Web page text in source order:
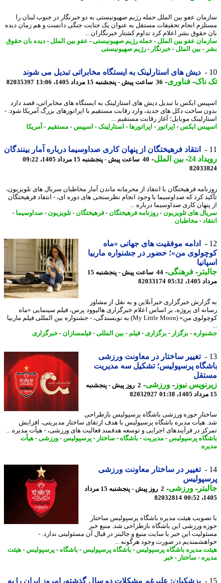
عفو بین الملل حمله رژیم صهیونیستی به دو خبرنگار در جنوب لبنان را
انجام تحقیقات مستقل به عنوان یک جنایت جنگی دانست و هم زمان دیده
حقوق بشر اعلام کرد تداوم کشتار خبرنگاران ...
عفو بین الملل-حمله رژیم صهیونیستی-عفو بین الملل-دیده بان حقوق
-بین الملل-خبرنگار -رژیم صهیونیستی
دیش های استارلینک به ایستگاه مخابراتی تبدیل می شوند
-فناوری- 36 ساعت پیش - پنجشنبه 15 مرداد 1405، 13:06 82035397
ایکس با تبدیل دیش های استارلینک به ایستگاه های مخابراتی، قصد دارد
ساخت دکل های جدید، وارد رقابت مستقیم با اپراتورهای بزرگ آمریکا شود. -
موبایل؛ آغاز رقابت مستقیم ...
ایکس-اپراتور -اپراتورها- استارلینک -اسپیس-مستقیم-آمریکا
انتقاد فرهیختگان از پنهان کاری صداوسیما درباره آمار بینندگان
24
-بین الملل-40 ساعت پیش - پنجشنبه 15 مرداد 1405، 09:22
فرهیختگان با انتقاد از محرمانه ماندن آمار مخاطبان سریال های تلویزیون،
کرد که صداوسیما با وجود انجام نظرسنجی های دوره ای، - انتقاد فرهیختگان
کاری صداوسیما درباره ...
های تلویزیون -روزنامه فرهیختگان-فرهیختگان-تلویزیون -صداوسیما-
-مخاطبان
ادامه موفقیت های جهانی «ماه
من»؛ حضور در جشنواره ماربیا
-فرهنگی-
44 ساعت پیش - پنجشنبه 15
05:32
82033174
خبرگزاری خبرآنلاین و به نقل از مشاور
ای پروژه، بر اساس اعلام خبرگزاری هالیوود پرس، فیلم سینمایی «ماه
کوچولوی من» (My Little Moon) به نویسندگی، - جشنواره بین المللی فیلم ماربیا
- برگزار - برگزاری - فیلم -بین المللی-فیلمسازان- خبرگزاری
تغییر ساختار در معاونت ورزشی
پرسپولیس؛ تشکیل سه مدیریت
نیوز-ورزشی-
2 روز پیش - پنجشنبه
82032927
حوزه ورزشی باشگاه پرسپولیس بازطراحی
هیأت مدیره باشگاه پرسپولیس با هدف ارتقای ساختار مدیریتی، افزایش
در فرآیندهای اجرایی و توسعه هدفمند فعالیت های ورزشی، - هیأت مدیره ...
پرسپولیس-مدیریت-باشگاه-ساختار-پرسپولیس-ورزشی -هیأت
تغییر در ساختار معاونت ورزشی
-ورزشی-
2 روز پیش - پنجشنبه 15 مرداد
82032814
هیئت مدیره باشگاه پرسپولیس ساختار
ورزشی این باشگاه بازطراحی شد. منبع خبر
این خبر با سایت منبع و جالبتر در قبال آن مسئولیتی ندارد. -
در صورت وجود هرگونه ...
مدیره باشگاه پرسپولیس-باشگاه پرسپولیس-باشگاه-پرسپولیس-هیئت
-ساختار-خبر
پزشکیان: علیرغم مشکلات دو سال گذشته، امروز ایران را به